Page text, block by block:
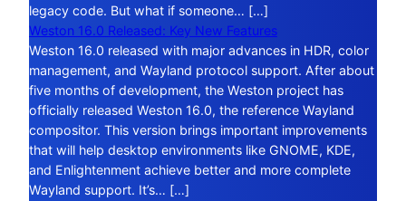
legacy code. But what if someone… […]
Weston 16.0 Released: Key New Features
Weston 16.0 released with major advances in HDR, color
management, and Wayland protocol support. After about
five months of development, the Weston project has
officially released Weston 16.0, the reference Wayland
compositor. This version brings important improvements
that will help desktop environments like GNOME, KDE,
and Enlightenment achieve better and more complete
Wayland support. It’s… […]